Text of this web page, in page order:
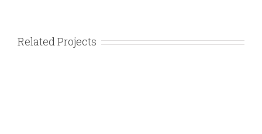
Related Projects